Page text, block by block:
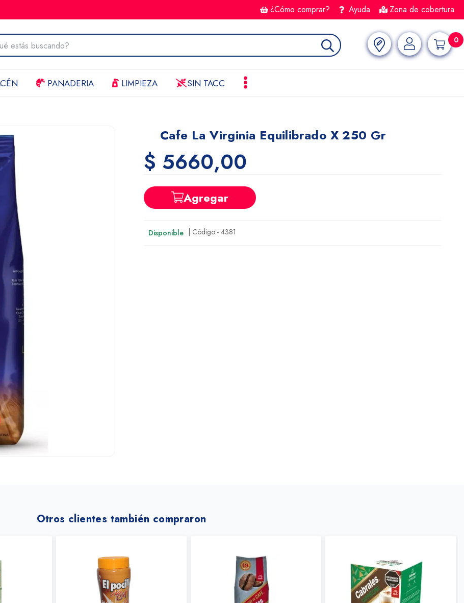
¿Cómo comprar? Ayuda Zona de cobertura
0
PANADERIA LIMPIEZA SIN TACC
Cafe La Virginia Equilibrado X 250 Gr
$ 5660,00
Agregar
Disponible | Código:-4381
Otros clientes también compraron